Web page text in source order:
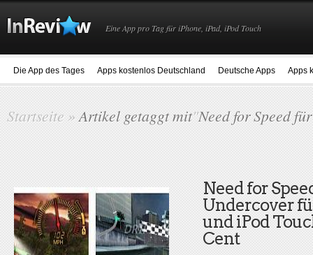
Eine App pro Tag für iPhone, iPad, iPod Touch
Die App des Tages Apps kostenlos Deutschland Deutsche Apps Apps
Startseite »Artikel getaggt mit"Need for Speed
Need for
Undercover
und iPod
Cent